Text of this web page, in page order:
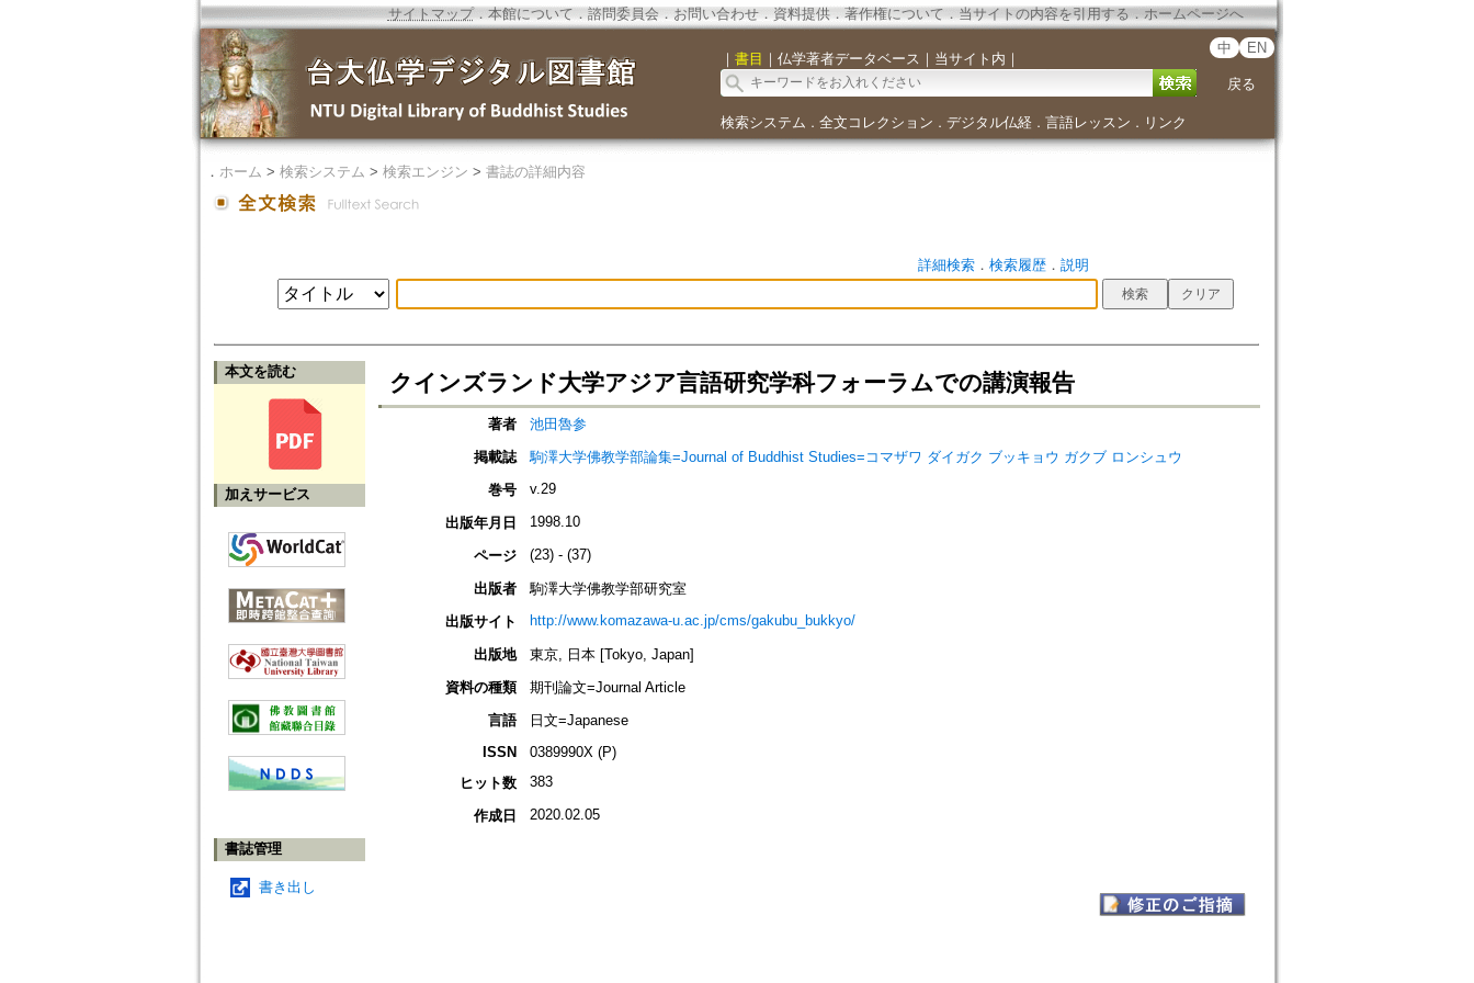
サイトマップ．本館について ． 諮問委員会． お問い合わせ． 資料提供． 著作権について．当サイトの内容を引用する ． ホームページへ
｜ 書目 ｜ 仏学著者データベース ｜ 当サイト内 ｜
中 EN
戻る
検索システム ． 全文コレクション ． デジタル仏経． 言語レッスン ． リンク
． ホーム > 検索システム > 検索エンジン > 書誌の詳細内容
詳細検索． 検索履歴． 説明
本文を読む
加えサービス
書誌管理
書き出し
クインズランド大学アジア言語研究学科フォーラムでの講演報告
著者
池田魯参
掲載誌
駒澤大学佛教学部論集=Journal of Buddhist Studies=コマザワ ダイガク ブッキョウ ガクブ ロンシュウ
巻号
v.29
出版年月日 1998.10
ページ (23) - (37)
出版者
駒澤大学佛教学部研究室
出版サイト
http://www.komazawa-u.ac.jp/cms/gakubu_bukkyo/
出版地
東京, 日本 [Tokyo, Japan]
資料の種類
期刊論文=Journal Article
言語
日文=Japanese
ISSN
0389990X (P)
ヒット数
383
作成日 2020.02.05